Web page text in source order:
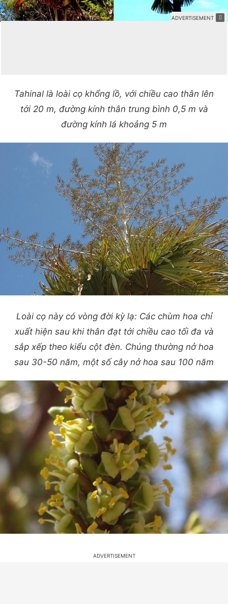
Tahinal là loài cọ khổng lồ, với chiều cao thân lên
tới 20 m, đường kính thân trung bình 0,5 m và
đường kính lá khoảng 5 m
Loài cọ này có vòng đời kỳ lạ: Các chùm hoa chỉ
xuất hiện sau khi thân đạt tới chiều cao tối đa và
sắp xếp theo kiểu cột đèn. Chúng thường nở hoa
sau 30-50 năm, một số cây nở hoa sau 100 năm